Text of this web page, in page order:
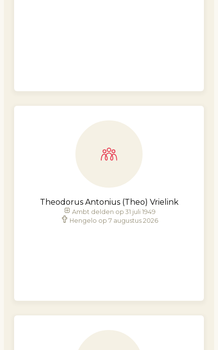
Theodorus Antonius (Theo) Vrielink
Ambt delden op 31 juli 1949
Hengelo op 7 augustus 2026